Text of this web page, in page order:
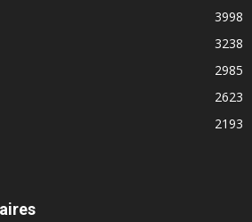
3998
3238
2985
2623
2193